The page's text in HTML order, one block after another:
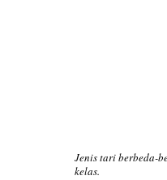
Jenis tari berbeda-
kelas.